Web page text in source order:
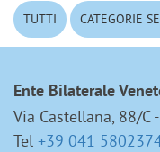
TUTTI CATEGORIE
Ente Bilaterale
Via Castellana, 88/C
Tel +39 041